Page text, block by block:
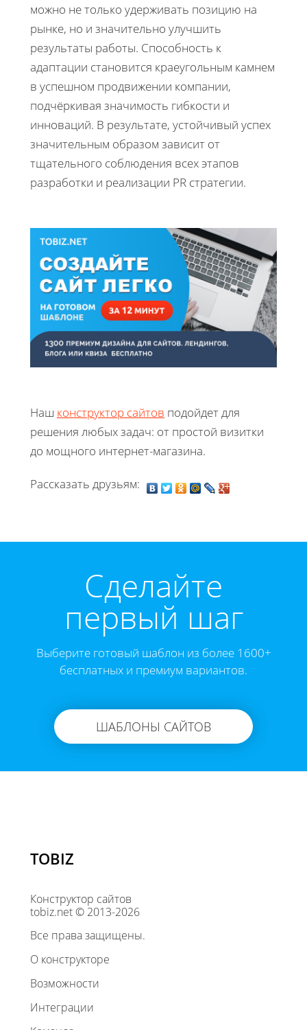
можно не только удерживать позицию на
рынке, но и значительно улучшить
результаты работы. Способность к
адаптации становится краеугольным камнем
в успешном продвижении компании,
подчёркивая значимость гибкости и
инноваций. В результате, устойчивый успех
значительным образом зависит от
тщательного соблюдения всех этапов
разработки и реализации PR стратегии.
Наш конструктор сайтов подойдет для
решения любых задач: от простой визитки
до мощного интернет-магазина.
Рассказать друзьям:
Cделайте
первый шаг
Выберите готовый шаблон из более 1600+
бесплатных и премиум вариантов.
ШАБЛОНЫ САЙТОВ
TOBIZ
Конструктор сайтов
tobiz.net © 2013-2026
Все права защищены.
О конструкторе
Возможности
Интеграции